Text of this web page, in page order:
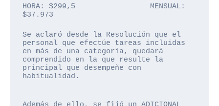
HORA: $299,5                 MENSUAL:
$37.973
Se aclaró desde la Resolución que el
personal que efectúe tareas incluidas
en más de una categoría, quedará
comprendido en la que resulte la
principal que desempeñe con
habitualidad.